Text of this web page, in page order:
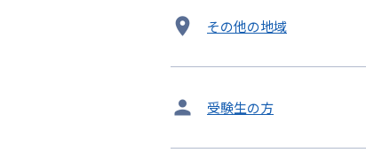
開
催
その他の地域
タ
受験生の方